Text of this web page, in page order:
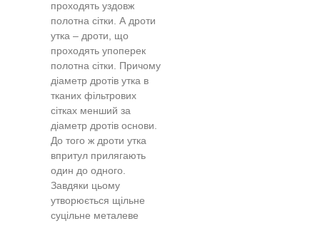
проходять уздовж
полотна сітки. А дроти
утка – дроти, що
проходять упоперек
полотна сітки. Причому
діаметр дротів утка в
тканих фільтрових
сітках менший за
діаметр дротів основи.
До того ж дроти утка
впритул прилягають
один до одного.
Завдяки цьому
утворюється щільне
суцільне металеве